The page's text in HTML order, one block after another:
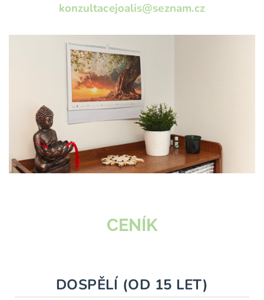
konzultacejoalis@seznam.cz
CENÍK
DOSPĚLÍ (OD 15 LET)